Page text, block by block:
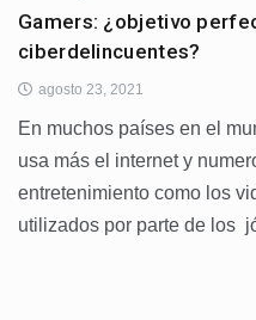
Gamers: ¿objetivo
ciberdelincuentes?
agosto 23, 2021
En muchos países en el
usa más el internet y
entretenimiento como los
utilizados por parte de los